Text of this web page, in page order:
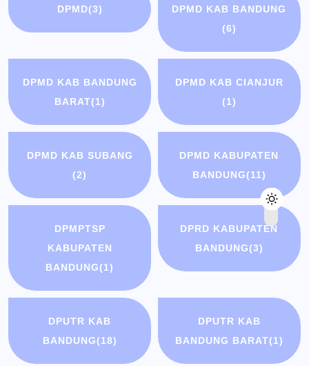
DPMD(3)
DPMD KAB BANDUNG
(6)
DPMD KAB BANDUNG
BARAT(1)
DPMD KAB CIANJUR
(1)
DPMD KAB SUBANG
(2)
DPMD KABUPATEN
BANDUNG(11)
DPMPTSP
KABUPATEN
BANDUNG(1)
DPRD KABUPATEN
BANDUNG(3)
DPUTR KAB
BANDUNG(18)
DPUTR KAB
BANDUNG BARAT(1)